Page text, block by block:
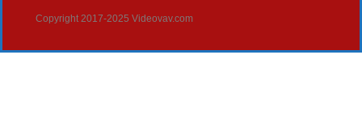
Copyright 2017-2025 Videovav.com